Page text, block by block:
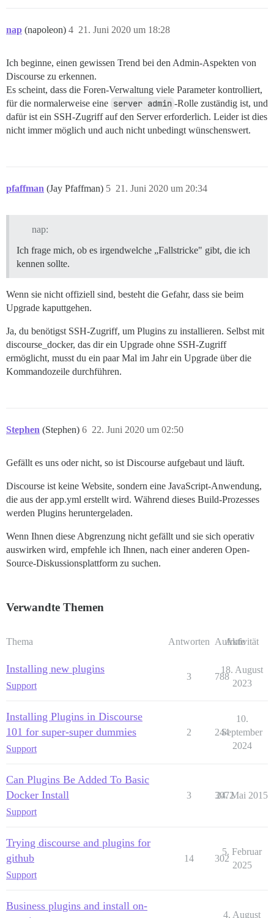
nap (napoleon) 21. Juni 2020 um 18:28
4
Ich beginne, einen gewissen Trend bei den Admin-Aspekten von
Discourse zu erkennen.
Es scheint, dass die Foren-Verwaltung viele Parameter kontrolliert,
für die normalerweise eine server admin -Rolle zuständig ist, und
dafür ist ein SSH-Zugriff auf den Server erforderlich. Leider ist dies
nicht immer möglich und auch nicht unbedingt wünschenswert.
pfaffman (Jay Pfaffman) 21. Juni 2020 um 20:34
5
nap:
Ich frage mich, ob es irgendwelche „Fallstricke" gibt, die ich
kennen sollte.
Wenn sie nicht offiziell sind, besteht die Gefahr, dass sie beim
Upgrade kaputtgehen.
Ja, du benötigst SSH-Zugriff, um Plugins zu installieren. Selbst mit
discourse_docker, das dir ein Upgrade ohne SSH-Zugriff
ermöglicht, musst du ein paar Mal im Jahr ein Upgrade über die
Kommandozeile durchführen.
Stephen (Stephen) 22. Juni 2020 um 02:50
6
Gefällt es uns oder nicht, so ist Discourse aufgebaut und läuft.
Discourse ist keine Website, sondern eine JavaScript-Anwendung,
die aus der app.yml erstellt wird. Während dieses Build-Prozesses
werden Plugins heruntergeladen.
Wenn Ihnen diese Abgrenzung nicht gefällt und sie sich operativ
auswirken wird, empfehle ich Ihnen, nach einer anderen Open-
Source-Diskussionsplattform zu suchen.
Verwandte Themen
Thema Antworten Aufrufe
Aktivität
Installing new plugins
Support
3 788
18. August
2023
Installing Plugins in Discourse
101 for super-super dummies
Support
2 244
10.
September
2024
Can Plugins Be Added To Basic
Docker Install
Support
3 3072
24. Mai 2015
Trying discourse and plugins for
github
Support
14 302
5. Februar
2025
Business plugins and install on-
4. August